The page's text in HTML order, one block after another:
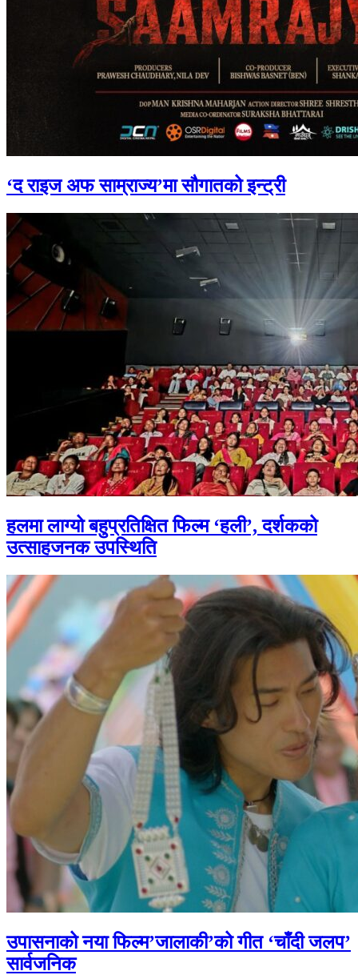
‘द राइज अफ साम्राज्य’मा सौगातको इन्ट्री
हलमा लाग्यो बहुप्रतिक्षित फिल्म ‘हली’, दर्शकको
उत्साहजनक उपस्थिति
उपासनाको नया फिल्म’जालाकी’को गीत ‘चाँदी जलप’
सार्वजनिक